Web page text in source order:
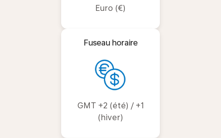
Euro (€)
Fuseau horaire
GMT +2 (été) / +1
(hiver)